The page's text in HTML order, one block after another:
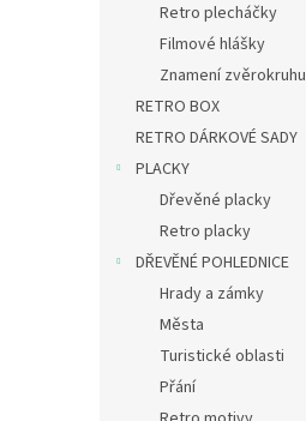
Retro plecháčky
Filmové hlášky
Znamení zvěrokruhu
RETRO BOX
RETRO DÁRKOVÉ SADY
PLACKY
Dřevěné placky
Retro placky
DŘEVĚNÉ POHLEDNICE
Hrady a zámky
Města
Turistické oblasti
Přání